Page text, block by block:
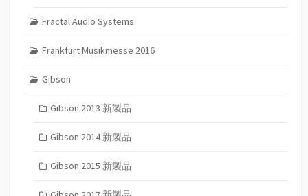
Fractal Audio Systems
Frankfurt Musikmesse 2016
Gibson
Gibson 2013 新製品
Gibson 2014 新製品
Gibson 2015 新製品